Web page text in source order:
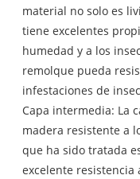
material no solo es
tiene excelentes
humedad y a los
remolque pueda
infestaciones de
Capa intermedia: La
madera resistente a
que ha sido tratada
excelente resistencia